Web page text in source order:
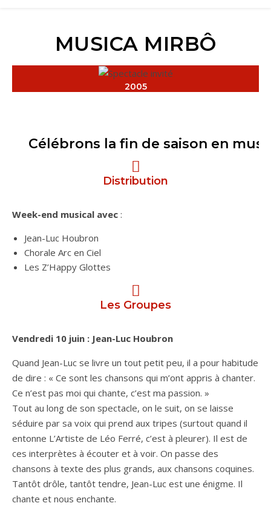
MUSICA MIRBÔ
2005
Célébrons la fin de saison en
Distribution
Week-end musical avec :
Jean-Luc Houbron
Chorale Arc en Ciel
Les Z’Happy Glottes
Les Groupes
Vendredi 10 juin : Jean-Luc Houbron
Quand Jean-Luc se livre un tout petit peu, il a pour habitude
de dire : « Ce sont les chansons qui m’ont appris à chanter.
Ce n’est pas moi qui chante, c’est ma passion. »
Tout au long de son spectacle, on le suit, on se laisse
séduire par sa voix qui prend aux tripes (surtout quand il
entonne L’Artiste de Léo Ferré, c’est à pleurer). Il est de
ces interprètes à écouter et à voir. On passe des
chansons à texte des plus grands, aux chansons coquines.
Tantôt drôle, tantôt tendre, Jean-Luc est une énigme. Il
chante et nous enchante.